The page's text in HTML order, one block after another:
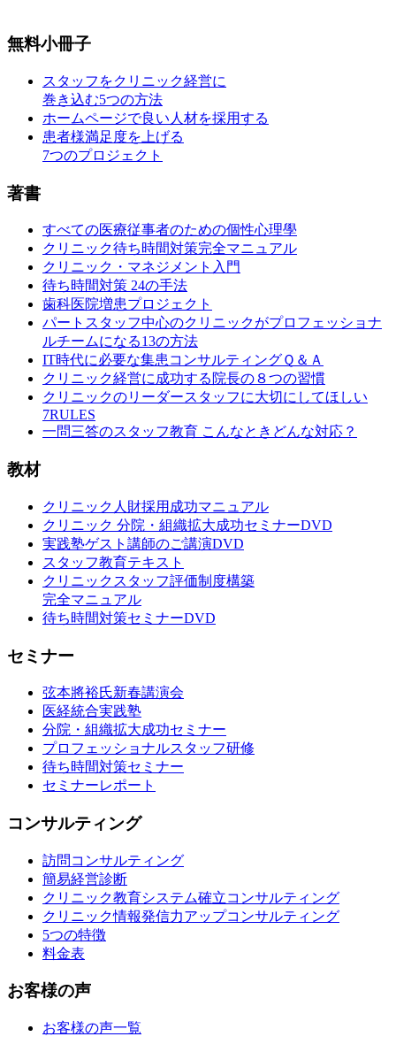
無料小冊子
スタッフをクリニック経営に
巻き込む5つの方法
ホームページで良い人材を採用する
患者様満足度を上げる
7つのプロジェクト
著書
すべての医療従事者のための個性心理學
クリニック待ち時間対策完全マニュアル
クリニック・マネジメント入門
待ち時間対策 24の手法
歯科医院増患プロジェクト
パートスタッフ中心のクリニックがプロフェッショナ
ルチームになる13の方法
IT時代に必要な集患コンサルティングＱ＆Ａ
クリニック経営に成功する院長の８つの習慣
クリニックのリーダースタッフに大切にしてほしい
7RULES
一問三答のスタッフ教育 こんなときどんな対応？
教材
クリニック人財採用成功マニュアル
クリニック 分院・組織拡大成功セミナーDVD
実践塾ゲスト講師のご講演DVD
スタッフ教育テキスト
クリニックスタッフ評価制度構築
完全マニュアル
待ち時間対策セミナーDVD
セミナー
弦本將裕氏新春講演会
医経統合実践塾
分院・組織拡大成功セミナー
プロフェッショナルスタッフ研修
待ち時間対策セミナー
セミナーレポート
コンサルティング
訪問コンサルティング
簡易経営診断
クリニック教育システム確立コンサルティング
クリニック情報発信力アップコンサルティング
5つの特徴
料金表
お客様の声
お客様の声一覧